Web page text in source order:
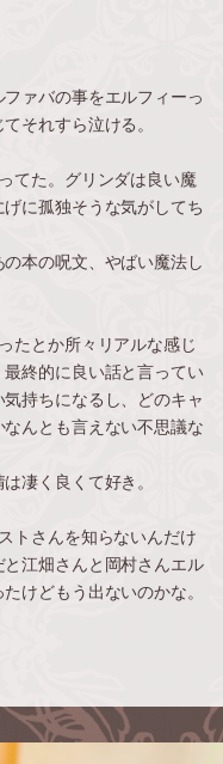
ァバの事をエルフィーっ
それすら泣ける。
てた。グリンダは良い魔
に孤独そうな気がしてち
本の呪文、やばい魔法し
たとか所々リアルな感じ
終的に良い話と言ってい
持ちになるし、どのキャ
んとも言えない不思議な
凄く良くて好き。
トさんを知らないんだけ
江畑さんと岡村さんエル
けどもう出ないのかな。